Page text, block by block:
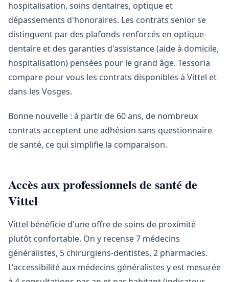
hospitalisation, soins dentaires, optique et
dépassements d'honoraires. Les contrats senior se
distinguent par des plafonds renforcés en optique-
dentaire et des garanties d'assistance (aide à domicile,
hospitalisation) pensées pour le grand âge. Tessoria
compare pour vous les contrats disponibles à Vittel et
dans les Vosges.
Bonne nouvelle : à partir de 60 ans, de nombreux
contrats acceptent une adhésion sans questionnaire
de santé, ce qui simplifie la comparaison.
Accès aux professionnels de santé de
Vittel
Vittel bénéficie d'une offre de soins de proximité
plutôt confortable. On y recense 7 médecins
généralistes, 5 chirurgiens-dentistes, 2 pharmacies.
L'accessibilité aux médecins généralistes y est mesurée